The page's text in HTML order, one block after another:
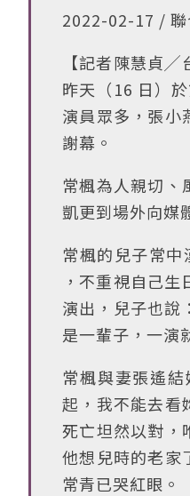
2022-02-17 /
【記者陳慧貞
昨天（16 日）
演員眾多，張小
謝幕。
常楓為人親切、
凱更到場外向媒
常楓的兒子常
，不重視自己
演出，兒子也說
是一輩子，一演
常楓與妻張遙
起，我不能去看
死亡坦然以對，
他想兒時的老家
常青已哭紅眼。